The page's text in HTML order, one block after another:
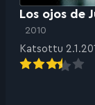
Los ojos de
2010
Katsottu